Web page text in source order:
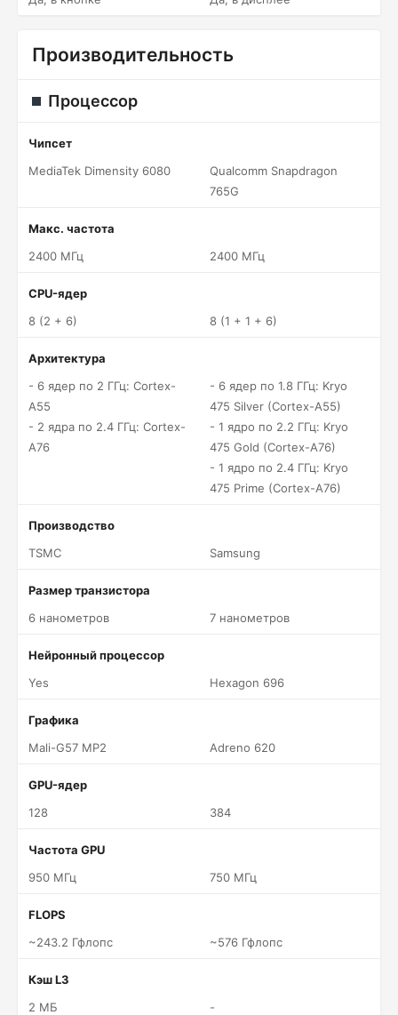
Производительность
Процессор
Чипсет
MediaTek Dimensity 6080
Qualcomm Snapdragon
765G
Макс. частота
2400 МГц
2400 МГц
CPU-ядер
8 (2 + 6)
8 (1 + 1 + 6)
Архитектура
- 6 ядер по 2 ГГц: Cortex-
A55
- 2 ядра по 2.4 ГГц: Cortex-
A76
- 6 ядер по 1.8 ГГц: Kryo
475 Silver (Cortex-A55)
- 1 ядро по 2.2 ГГц: Kryo
475 Gold (Cortex-A76)
- 1 ядро по 2.4 ГГц: Kryo
475 Prime (Cortex-A76)
Производство
TSMC
Samsung
Размер транзистора
6 нанометров
7 нанометров
Нейронный процессор
Yes
Hexagon 696
Графика
Mali-G57 MP2
Adreno 620
GPU-ядер
128
384
Частота GPU
950 МГц
750 МГц
FLOPS
~243.2 Гфлопс
~576 Гфлопс
Кэш L3
2 МБ
-